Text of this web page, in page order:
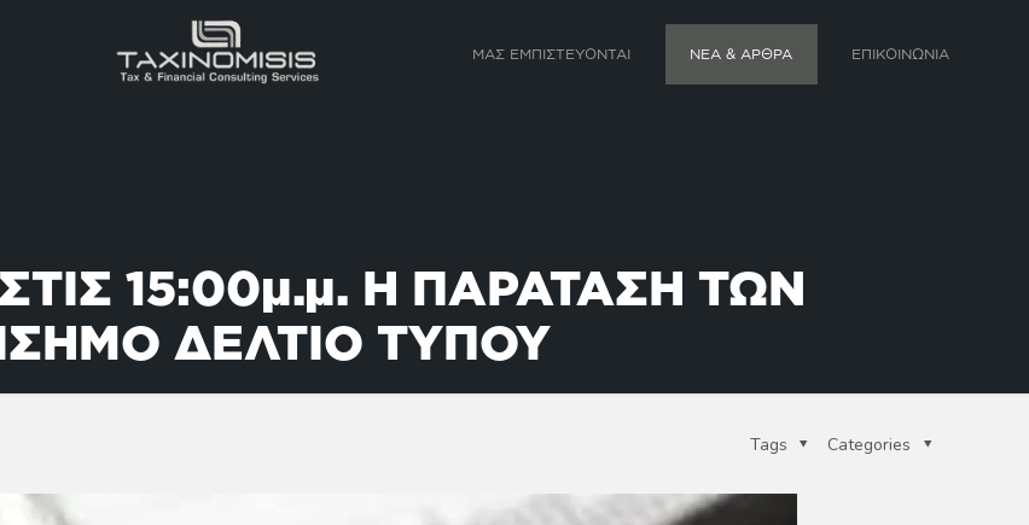
ΜΑΣ ΕΜΠΙΣΤΕΥΟΝΤΑΙ ΝΕΑ & ΑΡΘΡΑ ΕΠΙΚΟΙΝΩΝΙΑ
15:00μ.μ. Η ΠΑΡΑΤΑΣΗ ΤΩΝ
ΔΕΛΤΙΟ ΤΥΠΟΥ
Categories
Tags